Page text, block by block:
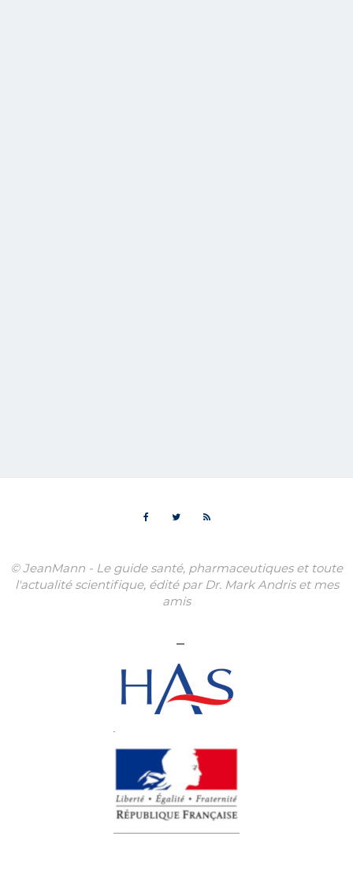
© JeanMann - Le guide santé, pharmaceutiques et toute
l'actualité scientifique, édité par Dr. Mark Andris et mes
amis